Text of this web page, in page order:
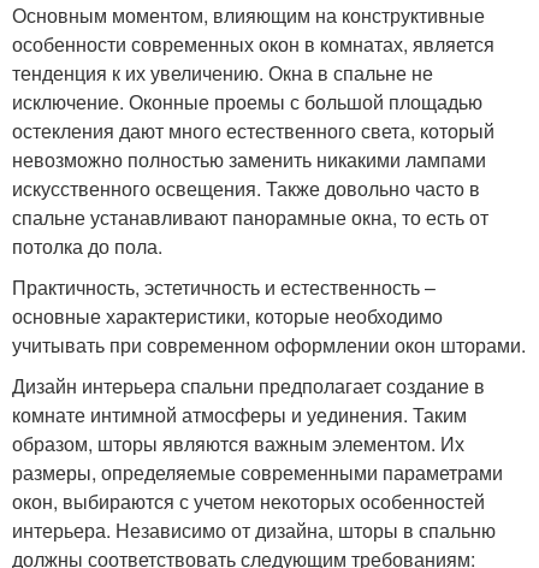
Основным моментом, влияющим на конструктивные
особенности современных окон в комнатах, является
тенденция к их увеличению. Окна в спальне не
исключение. Оконные проемы с большой площадью
остекления дают много естественного света, который
невозможно полностью заменить никакими лампами
искусственного освещения. Также довольно часто в
спальне устанавливают панорамные окна, то есть от
потолка до пола.
Практичность, эстетичность и естественность –
основные характеристики, которые необходимо
учитывать при современном оформлении окон шторами.
Дизайн интерьера спальни предполагает создание в
комнате интимной атмосферы и уединения. Таким
образом, шторы являются важным элементом. Их
размеры, определяемые современными параметрами
окон, выбираются с учетом некоторых особенностей
интерьера. Независимо от дизайна, шторы в спальню
должны соответствовать следующим требованиям: